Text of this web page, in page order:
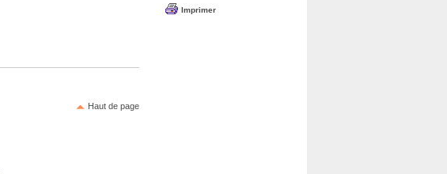
Haut de page
Imprimer